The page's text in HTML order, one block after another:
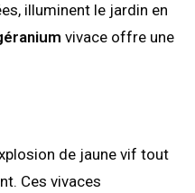
illuminent le jardin en
vivace offre une
de jaune vif tout
Ces vivaces